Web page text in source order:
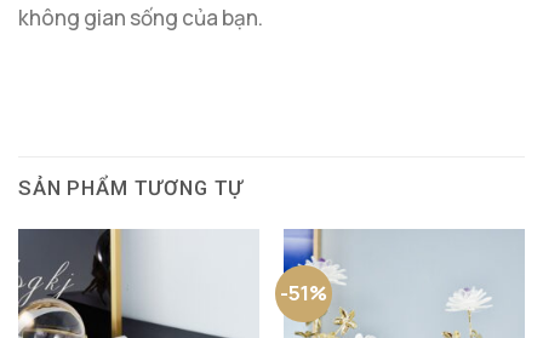
không gian sống của bạn.
SẢN PHẨM TƯƠNG TỰ
-51%